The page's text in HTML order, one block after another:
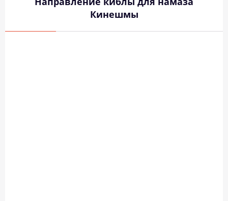
Кинешмы